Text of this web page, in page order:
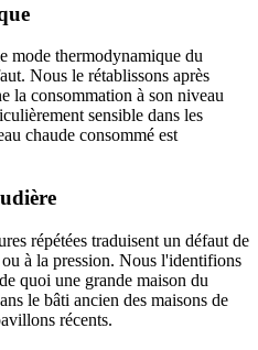
mode thermodynamique du
Nous le rétablissons après
la consommation à son niveau
sensible dans les
chaude consommé est
répétées traduisent un défaut de
à la pression. Nous l'identifions
quoi une grande maison du
le bâti ancien des maisons de
récents.